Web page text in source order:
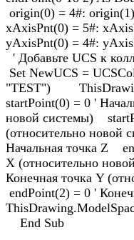
origin(0) = 4#:
xAxisPnt(0) = 5#:
yAxisPnt(0) = 4#:
' Добавьте UCS к
Set NewUCS =
"TEST")
startPoint(0) = 0 '
новой системы)
(относительно
Начальная точка Z
X (относительно
Конечная точка Y
endPoint(2) = 0 '
End Sub